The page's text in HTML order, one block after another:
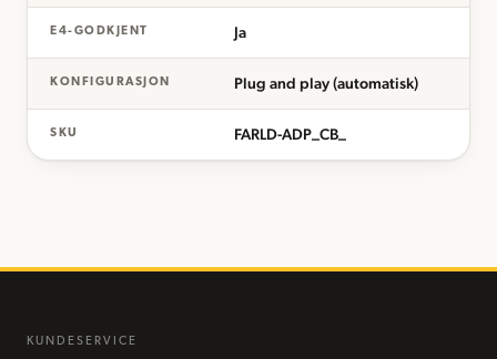
E4-GODKJENT Ja
KONFIGURASJON Plug and play (automatisk)
SKU FARLD-ADP_CB_
KUNDESERVICE